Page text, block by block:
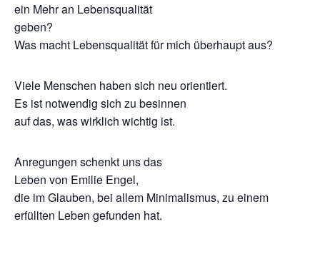
ein Mehr an Lebensqualität
geben?
Was macht Lebensqualität für mich überhaupt aus?
Viele Menschen haben sich neu orientiert.
Es ist notwendig sich zu besinnen
auf das, was wirklich wichtig ist.
Anregungen schenkt uns das
Leben von Emilie Engel,
die im Glauben, bei allem Minimalismus, zu einem
erfüllten Leben gefunden hat.